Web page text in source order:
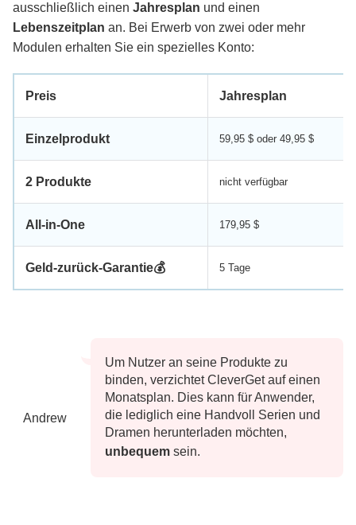
ausschließlich einen Jahresplan und einen
Lebenszeitplan an. Bei Erwerb von zwei oder mehr
Modulen erhalten Sie ein spezielles Konto:
Preis Jahresplan
Einzelprodukt 59,95 $ oder 49,95 $
2 Produkte nicht verfügbar
All-in-One 179,95 $
Geld-zurück-Garantie💰 5 Tage
Andrew
Um Nutzer an seine Produkte zu
binden, verzichtet CleverGet auf einen
Monatsplan. Dies kann für Anwender,
die lediglich eine Handvoll Serien und
Dramen herunterladen möchten,
unbequem sein.